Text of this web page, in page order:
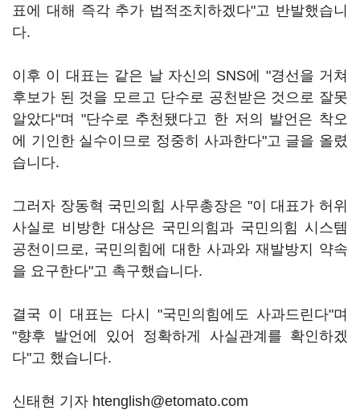
표에 대해 즉각 추가 법적조치하겠다"고 반발했습니
다.
이후 이 대표는 같은 날 자신의 SNS에 "경선을 거쳐
후보가 된 것을 모르고 단수로 공천받은 것으로 잘못
알았다"며 "단수로 추천됐다고 한 저의 발언은 착오
에 기인한 실수이므로 정중히 사과한다"고 글을 올렸
습니다.
그러자 장동혁 국민의힘 사무총장은 "이 대표가 허위
사실로 비방한 대상은 국민의힘과 국민의힘 시스템
공천이므로, 국민의힘에 대한 사과와 재발방지 약속
을 요구한다"고 촉구했습니다.
결국 이 대표는 다시 "국민의힘에도 사과드린다"며
"향후 발언에 있어 정확하게 사실관계를 확인하겠
다"고 했습니다.
신태현 기자 htenglish@etomato.com